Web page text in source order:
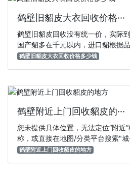
鹤壁旧貂皮大衣回收价格···
鹤壁旧貂皮回收没有统一价，实际
国产貂多在千元以内，进口貂根据品
鹤壁旧貂皮大衣回收价格多少钱
鹤壁附近上门回收貂皮的···
您未提供具体位置，无法定位“附近
称‌，或直接在地图/分类平台搜索"‌城
鹤壁附近上门回收貂皮的地方